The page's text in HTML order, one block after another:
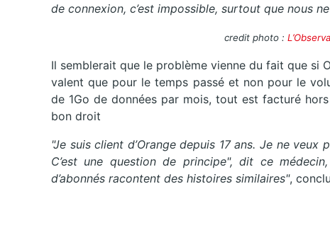
de connexion, c’est impossible, surtout que nous
credit photo :
Il semblerait que le problème vienne du fait que si
valent que pour le temps passé et non pour le
de 1Go de données par mois, tout est facturé
bon droit
"Je suis client d’Orange depuis 17 ans. Je ne veux
C’est une question de principe", dit ce
d’abonnés racontent des histoires similaires",